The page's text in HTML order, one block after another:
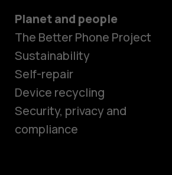
Planet and people
The Better Phone Project
Sustainability
Self-repair
Device recycling
Security, privacy and
compliance